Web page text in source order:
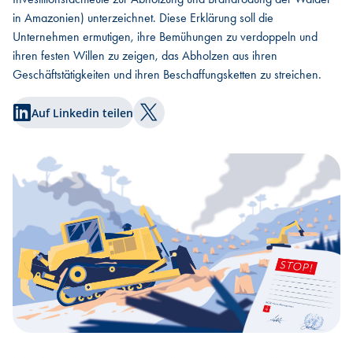
in Amazonien) unterzeichnet. Diese Erklärung soll die
Unternehmen ermutigen, ihre Bemühungen zu verdoppeln und
ihren festen Willen zu zeigen, das Abholzen aus ihren
Geschäftstätigkeiten und ihren Beschaffungsketten zu streichen.
Auf Linkedin teilen Auf Twitter teilen